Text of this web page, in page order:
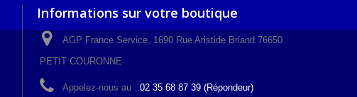
Informations sur votre boutique
AGP France Service, 1690 Rue Aristide Briand 76650
PETIT COURONNE
Appelez-nous au : 02 35 68 87 39 (Répondeur)